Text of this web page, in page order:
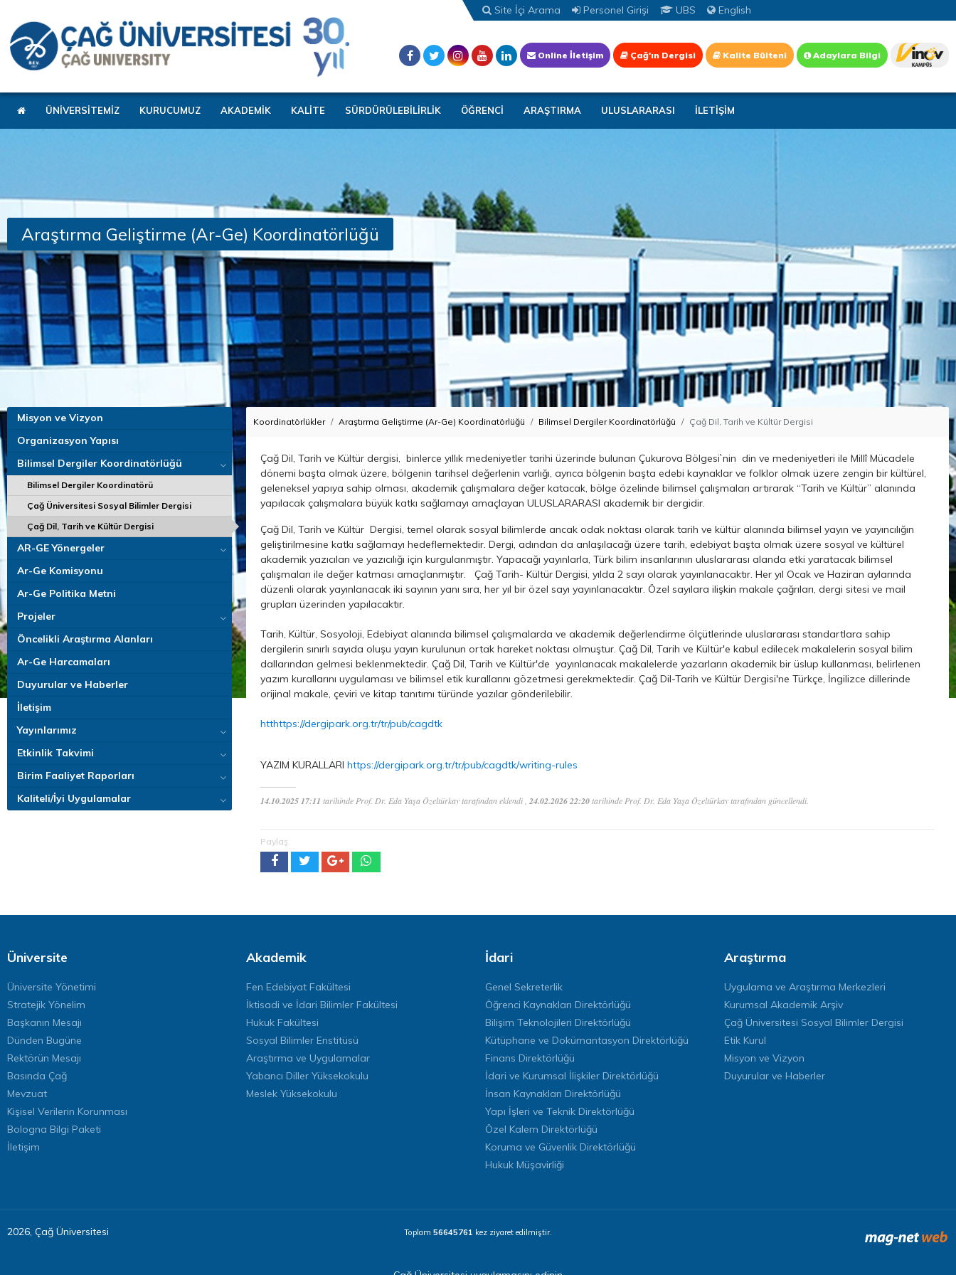
Site İçi Arama Personel Girişi UBS English
Online İletişim Çağ'ın Dergisi Kalite Bülteni Adaylara Bilgi
ÜNİVERSİTEMİZ KURUCUMUZ AKADEMİK KALİTE SÜRDÜRÜLEBİLİRLİK ÖĞRENCİ ARAŞTIRMA ULUSLARARASI İLETİŞİM
Araştırma Geliştirme (Ar-Ge) Koordinatörlüğü
Misyon ve Vizyon
Organizasyon Yapısı
Bilimsel Dergiler Koordinatörlüğü
Bilimsel Dergiler Koordinatörü
Çağ Üniversitesi Sosyal Bilimler Dergisi
Çağ Dil, Tarih ve Kültür Dergisi
AR-GE Yönergeler
Ar-Ge Komisyonu
Ar-Ge Politika Metni
Projeler
Öncelikli Araştırma Alanları
Ar-Ge Harcamaları
Duyurular ve Haberler
İletişim
Yayınlarımız
Etkinlik Takvimi
Birim Faaliyet Raporları
Kaliteli/İyi Uygulamalar
Koordinatörlükler Araştırma Geliştirme (Ar-Ge) Koordinatörlüğü Bilimsel Dergiler Koordinatörlüğü Çağ Dil, Tarih ve Kültür Dergisi
Çağ Dil, Tarih ve Kültür dergisi, binlerce yıllık medeniyetler tarihi üzerinde bulunan Çukurova Bölgesi`nin din ve medeniyetleri ile Millî Mücadele
dönemi başta olmak üzere, bölgenin tarihsel değerlenin varlığı, ayrıca bölgenin başta edebi kaynaklar ve folklor olmak üzere zengin bir kültürel,
geleneksel yapıya sahip olması, akademik çalışmalara değer katacak, bölge özelinde bilimsel çalışmaları artırarak “Tarih ve Kültür” alanında
yapılacak çalışmalara büyük katkı sağlamayı amaçlayan ULUSLARARASI akademik bir dergidir.
Çağ Dil, Tarih ve Kültür Dergisi, temel olarak sosyal bilimlerde ancak odak noktası olarak tarih ve kültür alanında bilimsel yayın ve yayıncılığın
geliştirilmesine katkı sağlamayı hedeflemektedir. Dergi, adından da anlaşılacağı üzere tarih, edebiyat başta olmak üzere sosyal ve kültürel
akademik yazıcıları ve yazıcılığı için kurgulanmıştır. Yapacağı yayınlarla, Türk bilim insanlarının uluslararası alanda etki yaratacak bilimsel
çalışmaları ile değer katması amaçlanmıştır. Çağ Tarih- Kültür Dergisi, yılda 2 sayı olarak yayınlanacaktır. Her yıl Ocak ve Haziran aylarında
düzenli olarak yayınlanacak iki sayının yanı sıra, her yıl bir özel sayı yayınlanacaktır. Özel sayılara ilişkin makale çağrıları, dergi sitesi ve mail
grupları üzerinden yapılacaktır.
Tarih, Kültür, Sosyoloji, Edebiyat alanında bilimsel çalışmalarda ve akademik değerlendirme ölçütlerinde uluslararası standartlara sahip
dergilerin sınırlı sayıda oluşu yayın kurulunun ortak hareket noktası olmuştur. Çağ Dil, Tarih ve Kültür'e kabul edilecek makalelerin sosyal bilim
dallarından gelmesi beklenmektedir. Çağ Dil, Tarih ve Kültür'de yayınlanacak makalelerde yazarların akademik bir üslup kullanması, belirlenen
yazım kurallarını uygulaması ve bilimsel etik kurallarını gözetmesi gerekmektedir. Çağ Dil-Tarih ve Kültür Dergisi'ne Türkçe, İngilizce dillerinde
orijinal makale, çeviri ve kitap tanıtımı türünde yazılar gönderilebilir.
htthttps://dergipark.org.tr/tr/pub/cagdtk
YAZIM KURALLARI https://dergipark.org.tr/tr/pub/cagdtk/writing-rules
14.10.2025 17:11 tarihinde Prof. Dr. Eda Yaşa Özeltürkay tarafından eklendi , 24.02.2026 22:20tarihinde Prof. Dr. Eda Yaşa Özeltürkay tarafından güncellendi.
Paylaş
Üniversite
Üniversite Yönetimi
Stratejik Yönelim
Başkanın Mesajı
Dünden Bugüne
Rektörün Mesajı
Basında Çağ
Mevzuat
Kişisel Verilerin Korunması
Bologna Bilgi Paketi
İletişim
Akademik
Fen Edebiyat Fakültesi
İktisadi ve İdari Bilimler Fakültesi
Hukuk Fakültesi
Sosyal Bilimler Enstitüsü
Araştırma ve Uygulamalar
Yabancı Diller Yüksekokulu
Meslek Yüksekokulu
İdari
Genel Sekreterlik
Öğrenci Kaynakları Direktörlüğü
Bilişim Teknolojileri Direktörlüğü
Kütüphane ve Dokümantasyon Direktörlüğü
Finans Direktörlüğü
İdari ve Kurumsal İlişkiler Direktörlüğü
İnsan Kaynakları Direktörlüğü
Yapı İşleri ve Teknik Direktörlüğü
Özel Kalem Direktörlüğü
Koruma ve Güvenlik Direktörlüğü
Hukuk Müşavirliği
Araştırma
Uygulama ve Araştırma Merkezleri
Kurumsal Akademik Arşiv
Çağ Üniversitesi Sosyal Bilimler Dergisi
Etik Kurul
Misyon ve Vizyon
Duyurular ve Haberler
2026, Çağ Üniversitesi Toplam 56645761 kez ziyaret edilmiştir.